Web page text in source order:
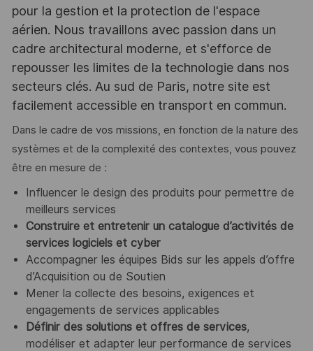
pour la gestion et la protection de l'espace
aérien. Nous travaillons avec passion dans un
cadre architectural moderne, et s'efforce de
repousser les limites de la technologie dans nos
secteurs clés. Au sud de Paris, notre site est
facilement accessible en transport en commun.
Dans le cadre de vos missions, en fonction de la nature des
systèmes et de la complexité des contextes, vous pouvez
être en mesure de :
Influencer le design des produits pour permettre de
meilleurs services
Construire et entretenir un catalogue d’activités de
services logiciels et cyber
Accompagner les équipes Bids sur les appels d’offre
d’Acquisition ou de Soutien
Mener la collecte des besoins, exigences et
engagements de services applicables
Définir des solutions et offres de services,
modéliser et adapter leur performance de services